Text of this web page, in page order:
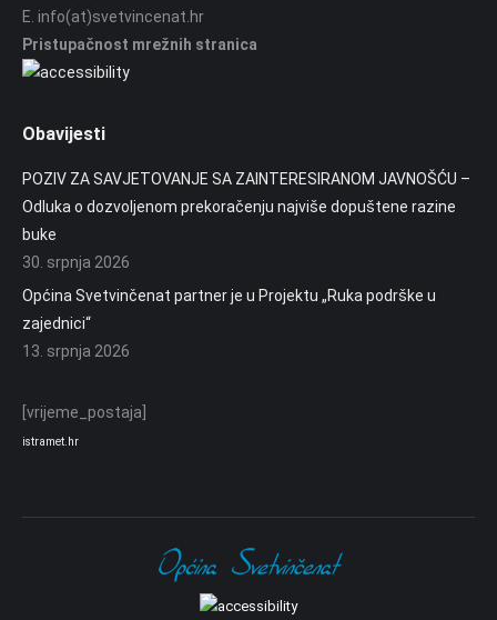
E. info(at)svetvincenat.hr
Pristupačnost mrežnih stranica
Obavijesti
POZIV ZA SAVJETOVANJE SA ZAINTERESIRANOM JAVNOŠĆU –
Odluka o dozvoljenom prekoračenju najviše dopuštene razine
buke
30. srpnja 2026
Općina Svetvinčenat partner je u Projektu „Ruka podrške u
zajednici“
13. srpnja 2026
[vrijeme_postaja]
istramet.hr